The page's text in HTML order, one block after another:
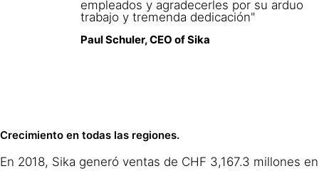
empleados y agradecerles por su arduo
trabajo y tremenda dedicación"
Paul Schuler, CEO of Sika
Crecimiento en todas las regiones.
En 2018, Sika generó ventas de CHF 3,167.3 millones en